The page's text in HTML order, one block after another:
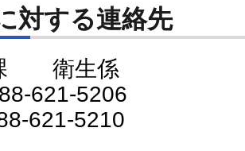
対する連絡先
衛生係
621-5206
621-5210